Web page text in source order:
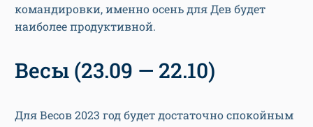
командировки, именно осень для Дев будет
наиболее продуктивной.
Весы (23.09 — 22.10)
Для Весов 2023 год будет достаточно спокойным